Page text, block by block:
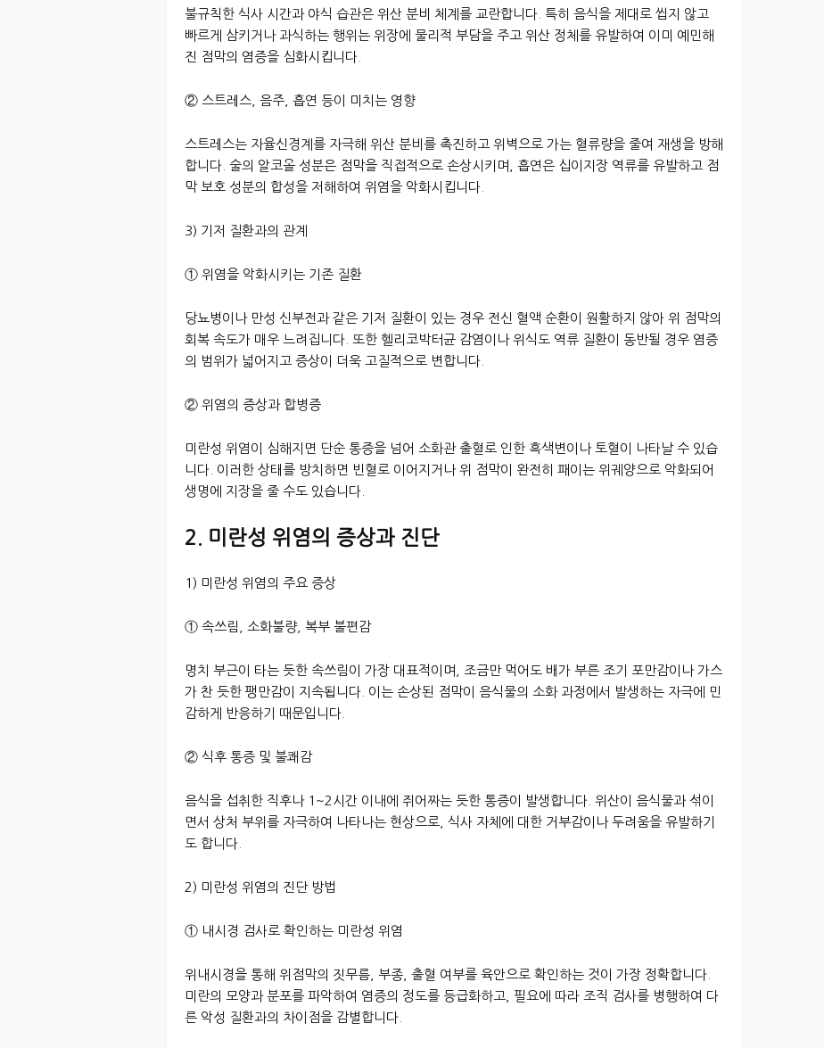
불규칙한 식사 시간과 야식 습관은 위산 분비 체계를 교란합니다. 특히 음식을 제대로 씹지 않고
빠르게 삼키거나 과식하는 행위는 위장에 물리적 부담을 주고 위산 정체를 유발하여 이미 예민해
진 점막의 염증을 심화시킵니다.
② 스트레스, 음주, 흡연 등이 미치는 영향
스트레스는 자율신경계를 자극해 위산 분비를 촉진하고 위벽으로 가는 혈류량을 줄여 재생을 방해
합니다. 술의 알코올 성분은 점막을 직접적으로 손상시키며, 흡연은 십이지장 역류를 유발하고 점
막 보호 성분의 합성을 저해하여 위염을 악화시킵니다.
3) 기저 질환과의 관계
① 위염을 악화시키는 기존 질환
당뇨병이나 만성 신부전과 같은 기저 질환이 있는 경우 전신 혈액 순환이 원활하지 않아 위 점막의
회복 속도가 매우 느려집니다. 또한 헬리코박터균 감염이나 위식도 역류 질환이 동반될 경우 염증
의 범위가 넓어지고 증상이 더욱 고질적으로 변합니다.
② 위염의 증상과 합병증
미란성 위염이 심해지면 단순 통증을 넘어 소화관 출혈로 인한 흑색변이나 토혈이 나타날 수 있습
니다. 이러한 상태를 방치하면 빈혈로 이어지거나 위 점막이 완전히 패이는 위궤양으로 악화되어
생명에 지장을 줄 수도 있습니다.
2. 미란성 위염의 증상과 진단
1) 미란성 위염의 주요 증상
① 속쓰림, 소화불량, 복부 불편감
명치 부근이 타는 듯한 속쓰림이 가장 대표적이며, 조금만 먹어도 배가 부른 조기 포만감이나 가스
가 찬 듯한 팽만감이 지속됩니다. 이는 손상된 점막이 음식물의 소화 과정에서 발생하는 자극에 민
감하게 반응하기 때문입니다.
② 식후 통증 및 불쾌감
음식을 섭취한 직후나 1~2시간 이내에 쥐어짜는 듯한 통증이 발생합니다. 위산이 음식물과 섞이
면서 상처 부위를 자극하여 나타나는 현상으로, 식사 자체에 대한 거부감이나 두려움을 유발하기
도 합니다.
2) 미란성 위염의 진단 방법
① 내시경 검사로 확인하는 미란성 위염
위내시경을 통해 위점막의 짓무름, 부종, 출혈 여부를 육안으로 확인하는 것이 가장 정확합니다.
미란의 모양과 분포를 파악하여 염증의 정도를 등급화하고, 필요에 따라 조직 검사를 병행하여 다
른 악성 질환과의 차이점을 감별합니다.